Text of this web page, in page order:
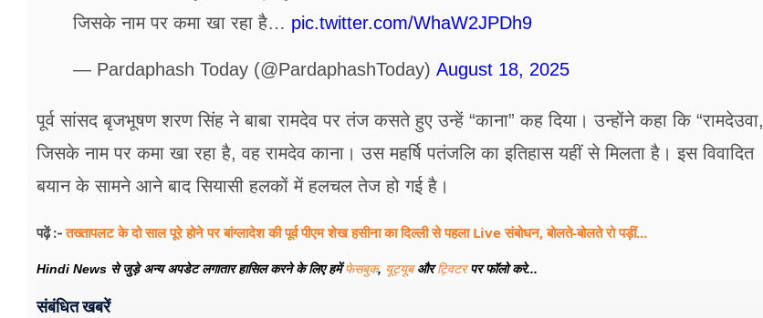
जिसके नाम पर कमा खा रहा है… pic.twitter.com/WhaW2JPDh9
— Pardaphash Today (@PardaphashToday) August 18, 2025
पूर्व सांसद बृजभूषण शरण सिंह ने बाबा रामदेव पर तंज कसते हुए उन्हें “काना” कह दिया। उन्होंने कहा कि “रामदेउवा,
जिसके नाम पर कमा खा रहा है, वह रामदेव काना। उस महर्षि पतंजलि का इतिहास यहीं से मिलता है। इस विवादित
बयान के सामने आने बाद सियासी हलकों में हलचल तेज हो गई है।
पढ़ें :-तख्तापलट के दो साल पूरे होने पर बांग्लादेश की पूर्व पीएम शेख हसीना का दिल्ली से पहला Live संबोधन, बोलते-बोलते रो पड़ीं...
Hindi News से जुड़े अन्य अपडेट लगातार हासिल करने के लिए हमेंफेसबुक, यूट्यूबऔरट्विटरपर फॉलो करे...
संबंधित खबरें